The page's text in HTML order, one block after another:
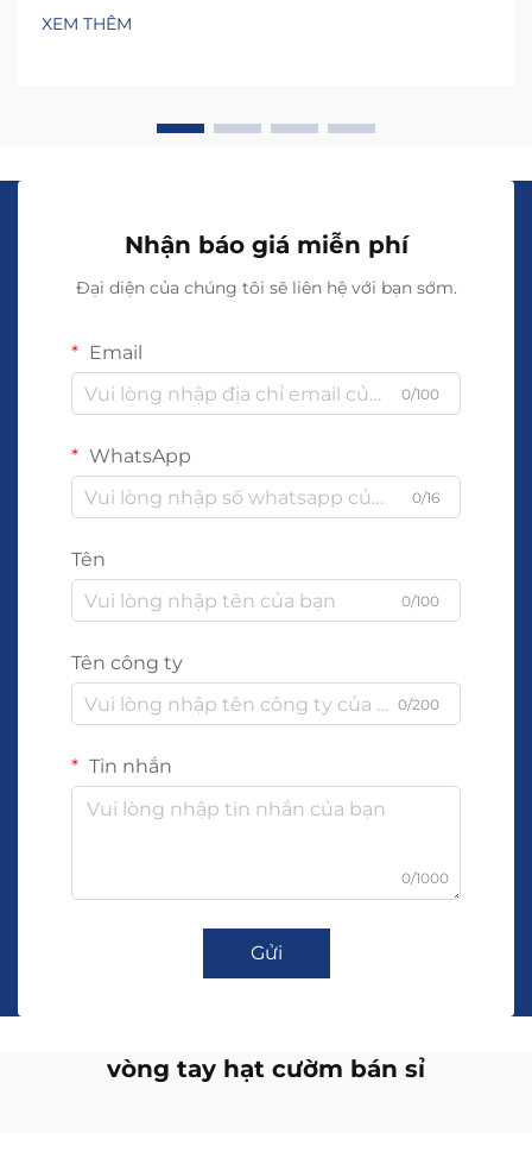
hoạt và sinh lời nhất đối với nhà bán lẻ và nhà phân
phối. Việc hiểu rõ yếu tố nào làm cho vòng đan…
XEM THÊM
Nhận báo giá miễn phí
Đại diện của chúng tôi sẽ liên hệ với bạn sớm.
Email
0/100
WhatsApp
0/16
Tên
0/100
Tên công ty
0/200
Tin nhắn
0/1000
Gửi
vòng tay hạt cườm bán sỉ